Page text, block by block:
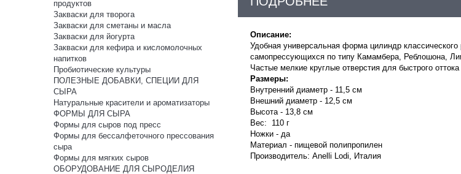
продуктов
Закваски для творога
Закваски для сметаны и масла
Закваски для йогурта
Закваски для кефира и кисломолочных
напитков
Пробиотические культуры
ПОЛЕЗНЫЕ ДОБАВКИ, СПЕЦИИ ДЛЯ
СЫРА
Натуральные красители и ароматизаторы
ФОРМЫ ДЛЯ СЫРА
Формы для сыров под пресс
Формы для бессалфеточного прессования
сыра
Формы для мягких сыров
ОБОРУДОВАНИЕ ДЛЯ СЫРОДЕЛИЯ
Описание:
Удобная универсальная форма цилиндр
самопрессующихся по типу Камамбера, Реблошона,
Частые мелкие круглые отверстия для быстрого
Размеры:
Внутренний диаметр - 11,5 см
Внешний диаметр - 12,5 см
Высота - 13,8 см
Вес: 110 г
Ножки - да
Материал - пищевой полипропилен
Производитель: Anelli Lodi, Италия